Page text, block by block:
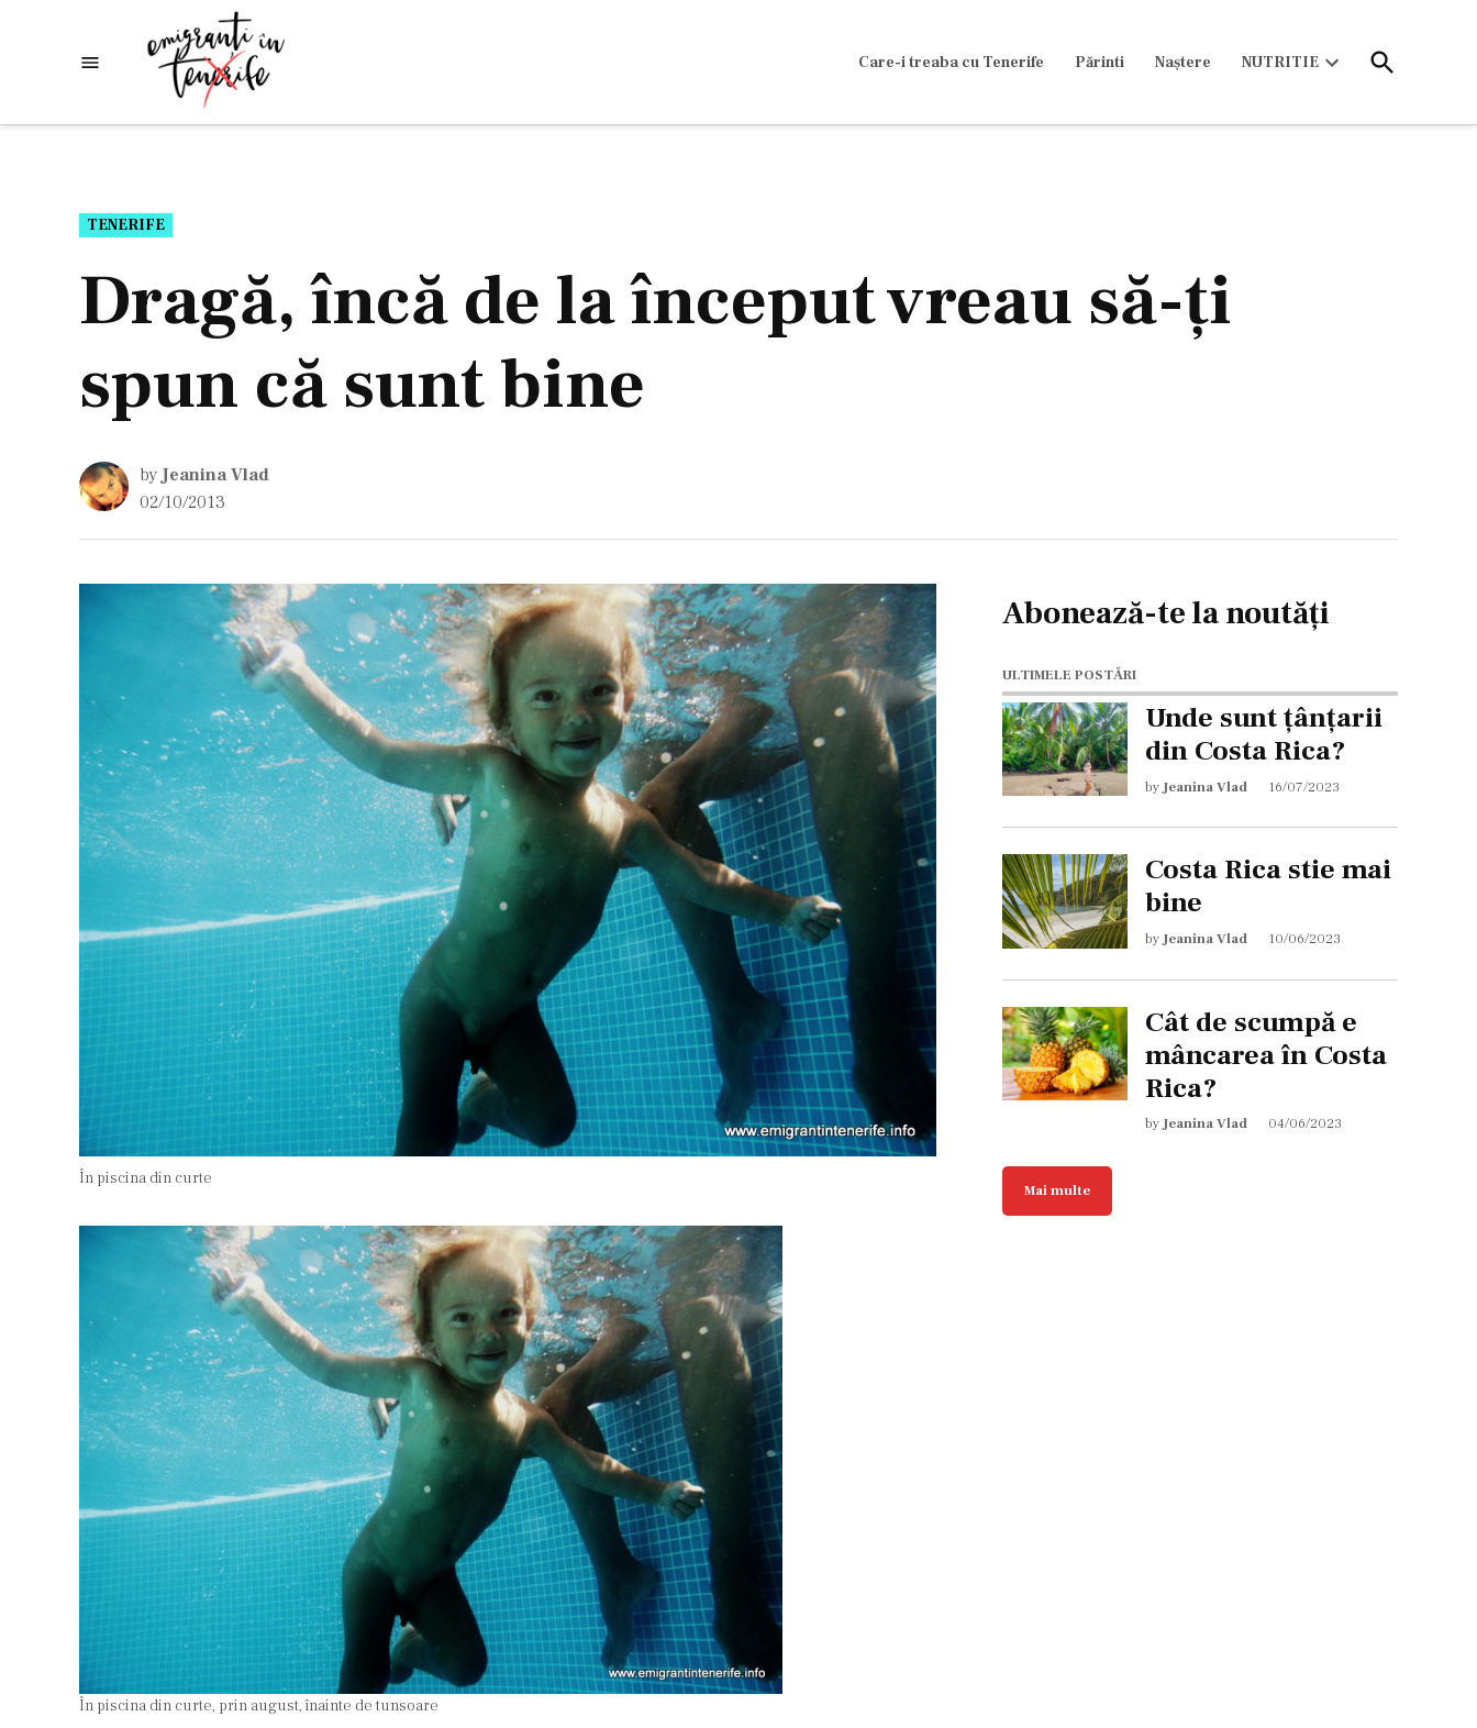
Care-i treaba cu Tenerife Părinti Naștere NUTRITIE
Open
Search
POSTED
IN
TENERIFE
Dragă, încă de la început vreau să-ţi
spun că sunt bine
by Jeanina Vlad
02/10/2013
În piscina din curte
În piscina din curte, prin august, înainte de tunsoare
Abonează-te la noutăți
ULTIMELE POSTĂRI
Unde sunt țânțarii
din Costa Rica?
by Jeanina Vlad 16/07/2023
Costa Rica stie mai
bine
by Jeanina Vlad 10/06/2023
Cât de scumpă e
mâncarea în Costa
Rica?
by Jeanina Vlad 04/06/2023
Mai multe